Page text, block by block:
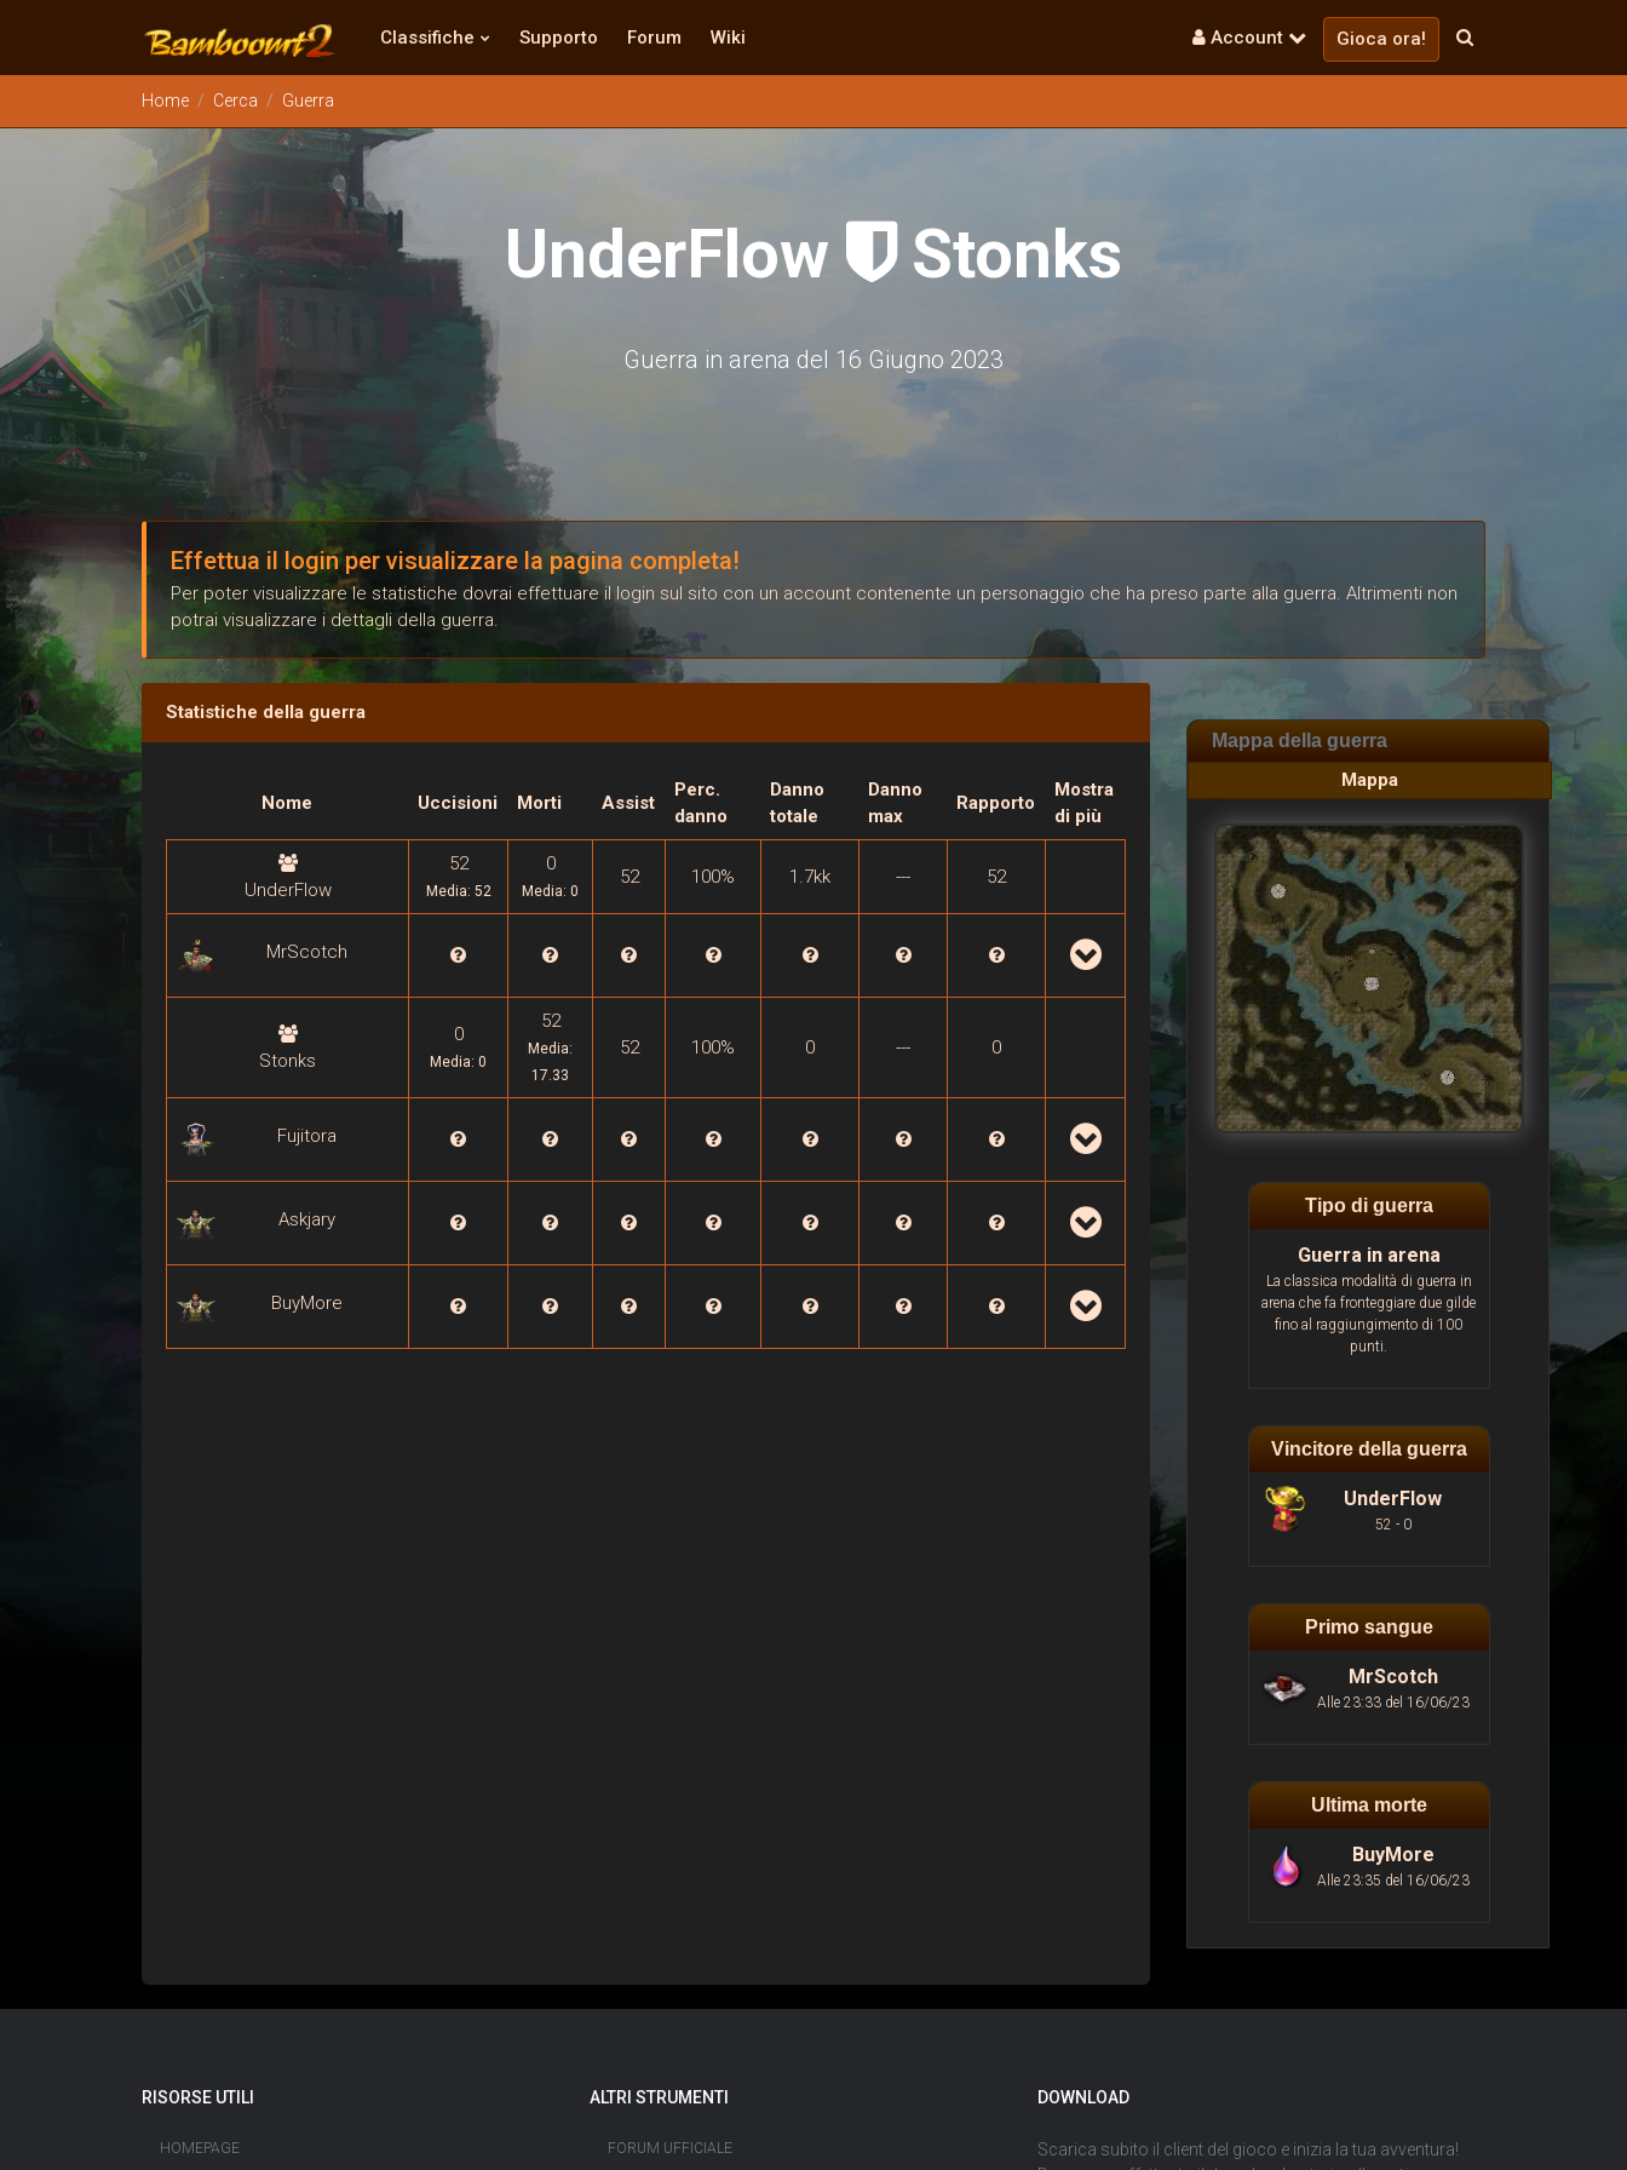
Classifiche Supporto Forum Wiki Account Gioca ora!
Home Cerca Guerra
UnderFlow Stonks
Guerra in arena del 16 Giugno 2023
Effettua il login per visualizzare la pagina completa!
Per poter visualizzare le statistiche dovrai effettuare il login sul sito con un account contenente un personaggio che ha preso parte alla guerra. Altrimenti non
potrai visualizzare i dettagli della guerra.
Statistiche della guerra
Nome Uccisioni Morti Assist
Perc.
danno
Danno
totale
Danno
max
Rapporto
Mostra
di più
UnderFlow
52
Media: 52
0
Media: 0
52 100% 1.7kk --- 52
MrScotch 
Stonks
0
Media: 0
52
Media:
17.33
52 100% 0 --- 0
Fujitora 
Askjary 
BuyMore 
Mappa della guerra
Mappa
Tipo di guerra
Guerra in arena
La classica modalità di guerra in
arena che fa fronteggiare due gilde
fino al raggiungimento di 100
punti.
Vincitore della guerra
UnderFlow
52 - 0
Primo sangue
MrScotch
Alle 23:33 del 16/06/23
Ultima morte
BuyMore
Alle 23:35 del 16/06/23
RISORSE UTILI
HOMEPAGE
ALTRI STRUMENTI
FORUM UFFICIALE
DOWNLOAD
Scarica subito il client del gioco e inizia la tua avventura!